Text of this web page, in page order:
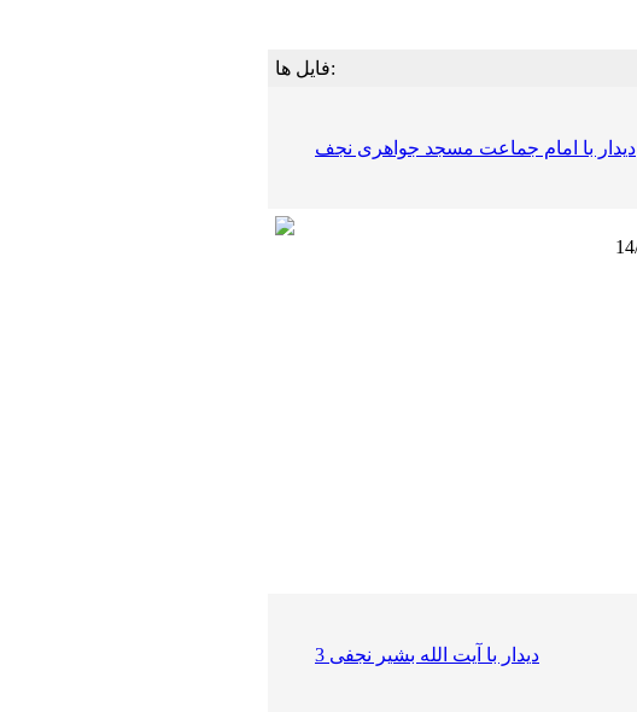
فایل ها:
دیدار با امام جماعت مسجد جواهری نجف
دیدار با آیت الله بشیر نجفی 3